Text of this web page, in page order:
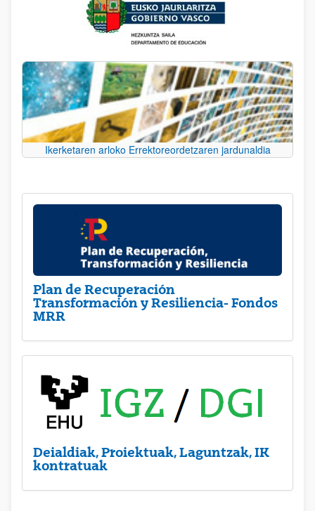
Ikerketaren arloko Errektoreordetzaren jardunaldia
Plan de Recuperación
Transformación y Resiliencia- Fondos
MRR
Deialdiak, Proiektuak, Laguntzak, IK
kontratuak